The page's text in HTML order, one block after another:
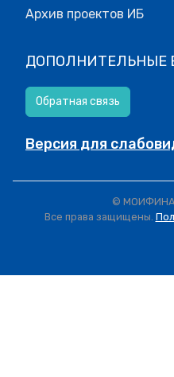
Архив проектов ИБ
ДОПОЛНИТЕЛЬНЫЕ
Обратная связь
Версия для
©
Все права защищены.